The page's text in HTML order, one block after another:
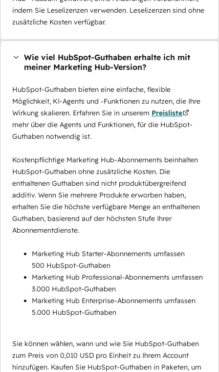
indem Sie Leselizenzen verwenden. Leselizenzen sind ohne
zusätzliche Kosten verfügbar.
Wie viel HubSpot-Guthaben erhalte ich mit
meiner Marketing Hub-Version?
HubSpot-Guthaben bieten eine einfache, flexible
Möglichkeit, KI-Agents und -Funktionen zu nutzen, die Ihre
Wirkung skalieren. Erfahren Sie in unserem Preisliste
mehr über die Agents und Funktionen, für die HubSpot-
Guthaben notwendig ist.
Kostenpflichtige Marketing Hub-Abonnements beinhalten
HubSpot-Guthaben ohne zusätzliche Kosten. Die
enthaltenen Guthaben sind nicht produktübergreifend
additiv. Wenn Sie mehrere Produkte erworben haben,
erhalten Sie die höchste verfügbare Menge an enthaltenen
Guthaben, basierend auf der höchsten Stufe Ihrer
Abonnementdienste.
Marketing Hub Starter-Abonnements umfassen
500 HubSpot-Guthaben
Marketing Hub Professional-Abonnements umfassen
3.000 HubSpot-Guthaben
Marketing Hub Enterprise-Abonnements umfassen
5.000 HubSpot-Guthaben
Sie können wählen, wann und wie Sie HubSpot-Guthaben
zum Preis von 0,010 USD pro Einheit zu Ihrem Account
hinzufügen. Kaufen Sie HubSpot-Guthaben in Paketen, um